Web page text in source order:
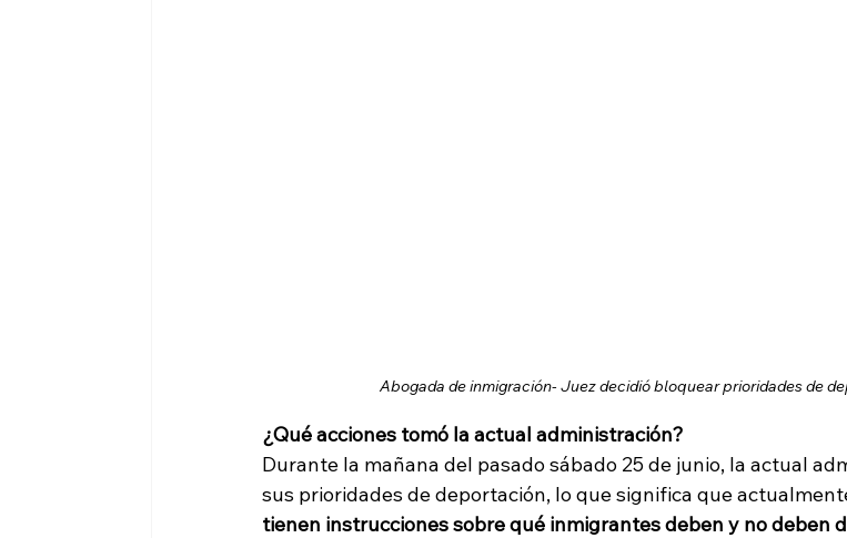
Abogada de inmigración- Juez decidió bloquear prioridades de
¿Qué acciones tomó la actual administración?
Durante la mañana del pasado sábado 25 de junio, la actual
sus prioridades de deportación, lo que significa que
tienen instrucciones sobre qué inmigrantes deben y no deben